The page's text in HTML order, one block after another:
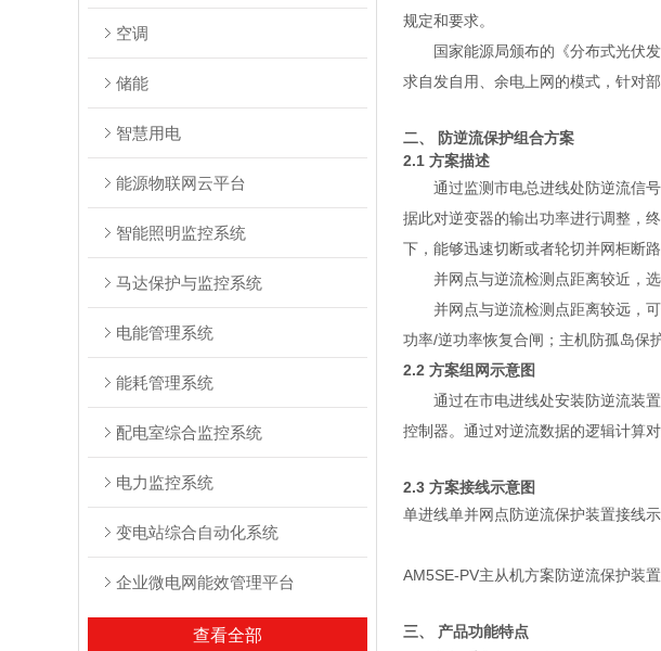
空调
储能
智慧用电
能源物联网云平台
智能照明监控系统
马达保护与监控系统
电能管理系统
能耗管理系统
配电室综合监控系统
电力监控系统
变电站综合自动化系统
企业微电网能效管理平台
查看全部
规定和要求。
国家能源局颁布的《分布式光伏
求自发自用、余电上网的模式，针对
二、 防逆流保护组合方案
2.1 方案描述
通过监测市电总进线处防逆流信
据此对逆变器的输出功率进行调整，
下，能够迅速切断或者轮切并网柜断
并网点与逆流检测点距离较近，
并网点与逆流检测点距离较远，
功率/逆功率恢复合闸；主机防孤岛保
2.2 方案组网示意图
通过在市电进线处安装防逆流装
控制器。通过对逆流数据的逻辑计算
2.3 方案接线示意图
单进线单并网点防逆流保护装置接线示
AM5SE-PV主从机方案防逆流保护装
三、 产品功能特点